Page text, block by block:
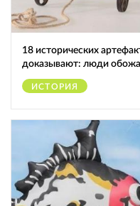
18 исторических
доказывают: люди
ИСТОРИЯ